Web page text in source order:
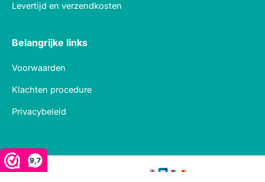
9,7
Levertijd en verzendkosten
Belangrijke links
Voorwaarden
Klachten procedure
Privacybeleid